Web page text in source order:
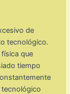
de
tecnológico.
que
tiempo